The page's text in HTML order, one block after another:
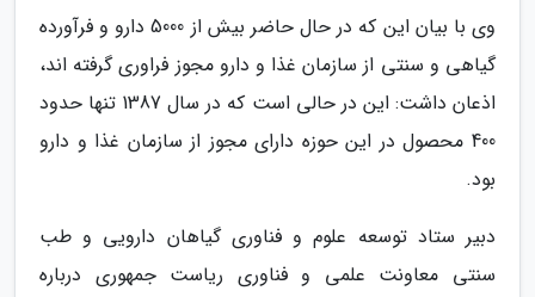
وی با بیان این که در حال حاضر بیش از 5000 دارو و فرآورده
گیاهی و سنتی از سازمان غذا و دارو مجوز فراوری گرفته اند،
اذعان داشت: این در حالی است که در سال 1387 تنها حدود
400 محصول در این حوزه دارای مجوز از سازمان غذا و دارو
بود.
دبیر ستاد توسعه علوم و فناوری گیاهان دارویی و طب
سنتی معاونت علمی و فناوری ریاست جمهوری درباره